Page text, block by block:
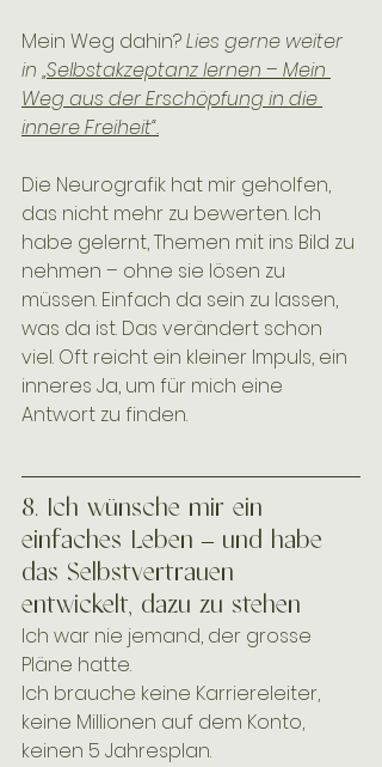
Mein Weg dahin? Lies gerne weiter
in „Selbstakzeptanz lernen – Mein
Weg aus der Erschöpfung in die
innere Freiheit“.
Die Neurografik hat mir geholfen,
das nicht mehr zu bewerten. Ich
habe gelernt, Themen mit ins Bild zu
nehmen – ohne sie lösen zu
müssen. Einfach da sein zu lassen,
was da ist. Das verändert schon
viel. Oft reicht ein kleiner Impuls, ein
inneres Ja, um für mich eine
Antwort zu finden.
8. Ich wünsche mir ein
einfaches Leben – und habe
das Selbstvertrauen
entwickelt, dazu zu stehen
Ich war nie jemand, der grosse
Pläne hatte.
Ich brauche keine Karriereleiter,
keine Millionen auf dem Konto,
keinen 5 Jahresplan.